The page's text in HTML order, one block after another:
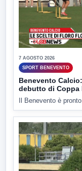
7 AGOSTO 2026
SPORT BENEVENTO
Benevento
debutto di Coppa
Il Benevento è